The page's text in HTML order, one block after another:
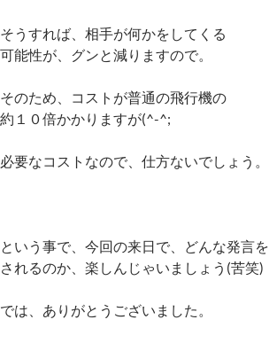
そうすれば、相手が何かをしてくる
可能性が、グンと減りますので。
そのため、コストが普通の飛行機の
約１０倍かかりますが(^-^;
必要なコストなので、仕方ないでしょう。
という事で、今回の来日で、どんな発言を
されるのか、楽しんじゃいましょう(苦笑)
では、ありがとうございました。